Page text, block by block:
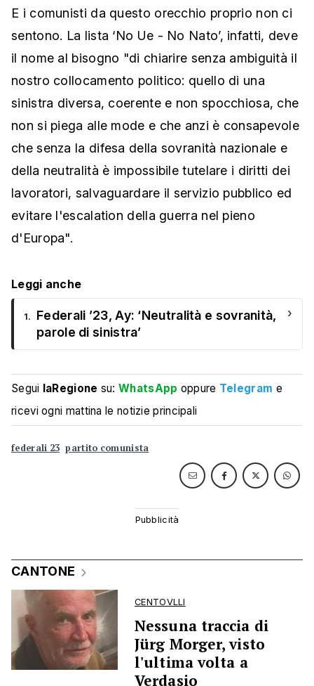
E i comunisti da questo orecchio proprio non ci
sentono. La lista ‘No Ue - No Nato’, infatti, deve
il nome al bisogno "di chiarire senza ambiguità il
nostro collocamento politico: quello di una
sinistra diversa, coerente e non spocchiosa, che
non si piega alle mode e che anzi è consapevole
che senza la difesa della sovranità nazionale e
della neutralità è impossibile tutelare i diritti dei
lavoratori, salvaguardare il servizio pubblico ed
evitare l'escalation della guerra nel pieno
d'Europa".
Leggi anche
1.
Federali ’23, Ay: ‘Neutralità e sovranità,
parole di sinistra’
›
Segui laRegione su:WhatsApp oppure Telegram e
ricevi ogni mattina le notizie principali
federali 23 partito comunista
CANTONE
CENTOVLLI
Nessuna traccia di
Jürg Morger, visto
l'ultima volta a
Verdasio